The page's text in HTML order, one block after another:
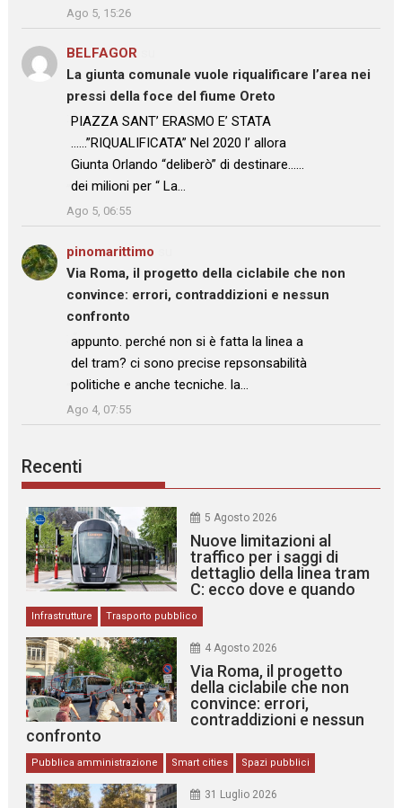
Ago 5, 15:26
BELFAGOR
La giunta comunale vuole riqualificare l’area nei
pressi della foce del fiume Oreto
: “PIAZZA SANT’ ERASMO E’ STATA
……”RIQUALIFICATA” Nel 2020 l’ allora
Giunta Orlando “deliberò” di destinare……
dei milioni per “ La…
”
Ago 5, 06:55
pinomarittimo
Via Roma, il progetto della ciclabile che non
convince: errori, contraddizioni e nessun
confronto
: “
appunto. perché non si è fatta la linea a
del tram? ci sono precise repsonsabilità
politiche e anche tecniche. la…
”
Ago 4, 07:55
Recenti
5 Agosto 2026
Nuove limitazioni al
traffico per i saggi di
dettaglio della linea tram
C: ecco dove e quando
Infrastrutture Trasporto pubblico
4 Agosto 2026
Via Roma, il progetto
della ciclabile che non
convince: errori,
contraddizioni e nessun
confronto
Pubblica amministrazione Smart cities Spazi pubblici
31 Luglio 2026